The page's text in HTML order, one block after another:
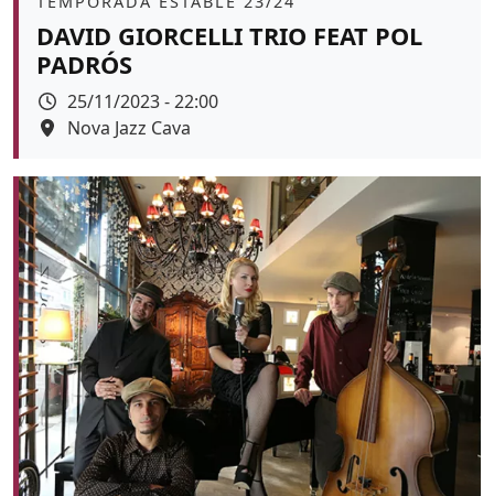
DAVID GIORCELLI TRIO FEAT POL
PADRÓS
Data
25/11/2023 - 22:00
Espai
Nova Jazz Cava